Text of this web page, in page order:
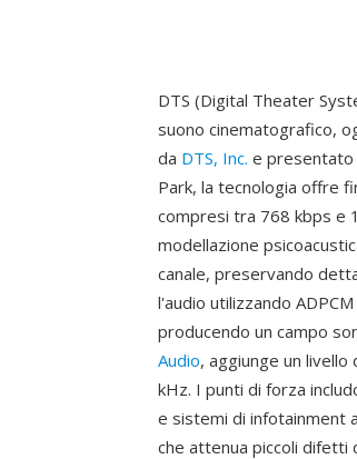
DTS (Digital Theater
suono cinematografico,
da DTS, Inc. e presentato
Park, la tecnologia offre
compresi tra 768 kbps e
modellazione
canale, preservando
l'audio utilizzando
producendo un campo
Audio, aggiunge un
kHz. I punti di forza
e sistemi di infotainment
che attenua piccoli difetti